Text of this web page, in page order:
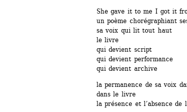
She gave it to me I got it
un poème chorégraphiant
sa voix qui lit tout haut
le livre
qui devient script
qui devient performance
qui devient archive
la permanence de sa voix
dans le livre
la présence et l’absence de